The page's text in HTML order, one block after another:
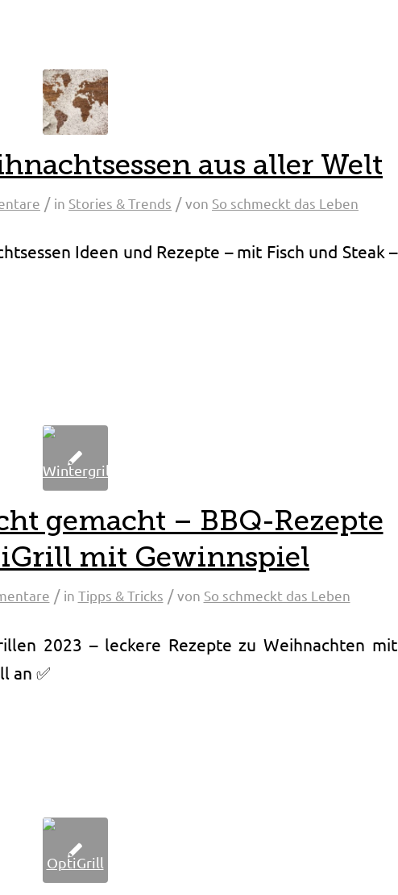
aus aller Welt
/ in Stories & Trends / von So schmeckt das Leben
Ideen und Rezepte – mit Fisch und Steak –
gemacht – BBQ-Rezepte
mit Gewinnspiel
/ in Tipps & Tricks / von So schmeckt das Leben
2023 – leckere Rezepte zu Weihnachten mit
an ✅